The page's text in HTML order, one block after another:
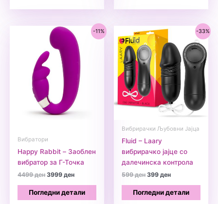
-11%
Вибратори
Happy Rabbit – Заоблен
вибратор за Г-Точка
4499денOriginal
was:
4499 ден.
3999денCurrent
is:
Погледни детали
-33%
Вибрирачки Љубовни Јајца
Fluid – Laary
вибрирачко јајце со
далечинска контрола
599денOriginal
was:
599 ден.
399денCurrent
is:
399 ден.
Погледни детали